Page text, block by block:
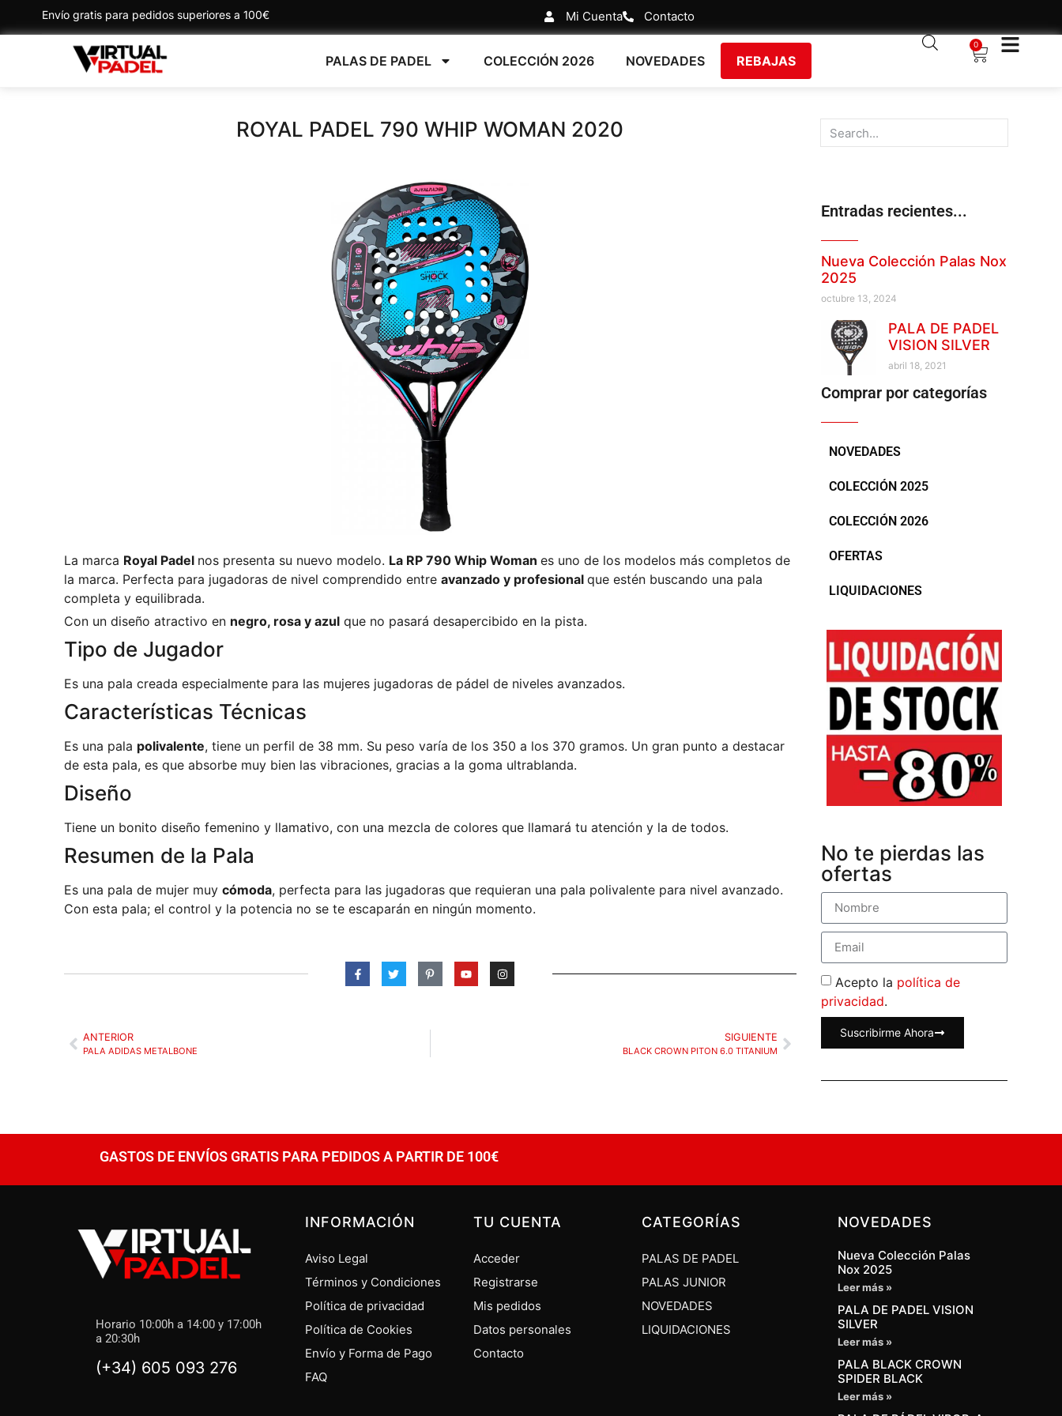
Envío gratis para pedidos superiores a 100€ Mi Cuenta Contacto
PALAS DE PADEL COLECCIÓN 2026 NOVEDADES REBAJAS
0
ROYAL PADEL 790 WHIP WOMAN 2020
La marca Royal Padel nos presenta su nuevo modelo. La RP 790 Whip Woman es uno de los modelos más completos de
la marca. Perfecta para jugadoras de nivel comprendido entre avanzado y profesional que estén buscando una pala
completa y equilibrada.
Con un diseño atractivo en negro, rosa y azulque no pasará desapercibido en la pista.
Tipo de Jugador
Es una pala creada especialmente para las mujeres jugadoras de pádel de niveles avanzados.
Características Técnicas
Es una pala polivalente, tiene un perfil de 38 mm. Su peso varía de los 350 a los 370 gramos. Un gran punto a destacar
de esta pala, es que absorbe muy bien las vibraciones, gracias a la goma ultrablanda.
Diseño
Tiene un bonito diseño femenino y llamativo, con una mezcla de colores que llamará tu atención y la de todos.
Resumen de la Pala
Es una pala de mujer muy cómoda, perfecta para las jugadoras que requieran una pala polivalente para nivel avanzado.
Con esta pala; el control y la potencia no se te escaparán en ningún momento.
ANTERIOR
PALA ADIDAS METALBONE
SIGUIENTE
BLACK CROWN PITON 6.0 TITANIUM
Entradas recientes...
Nueva Colección Palas Nox
2025
octubre 13, 2024
PALA DE PADEL
VISION SILVER
abril 18, 2021
Comprar por categorías
NOVEDADES
COLECCIÓN 2025
COLECCIÓN 2026
OFERTAS
LIQUIDACIONES
No te pierdas las
ofertas
Acepto la política de
privacidad.
Suscribirme Ahora
GASTOS DE ENVÍOS GRATIS PARA PEDIDOS A PARTIR DE 100€
Horario 10:00h a 14:00 y 17:00h
a 20:30h
(+34) 605 093 276
INFORMACIÓN
Aviso Legal
Términos y Condiciones
Política de privacidad
Política de Cookies
Envío y Forma de Pago
FAQ
TU CUENTA
Acceder
Registrarse
Mis pedidos
Datos personales
Contacto
CATEGORÍAS
PALAS DE PADEL
PALAS JUNIOR
NOVEDADES
LIQUIDACIONES
NOVEDADES
Nueva Colección Palas
Nox 2025
Leer más »
PALA DE PADEL VISION
SILVER
Leer más »
PALA BLACK CROWN
SPIDER BLACK
Leer más »